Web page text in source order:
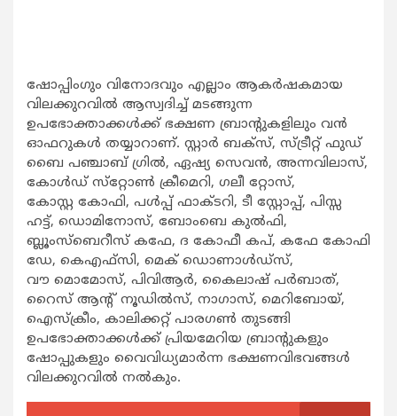
ഷോപ്പിംഗും വിനോദവും എല്ലാം ആകര്‍ഷകമായ
വിലക്കുറവില്‍ ആസ്വദിച്ച് മടങ്ങുന്ന
ഉപഭോക്താക്കള്‍ക്ക് ഭക്ഷണ ബ്രാന്റുകളിലും വന്‍
ഓഫറുകള്‍ തയ്യാറാണ്. സ്റ്റാര്‍ ബക്‌സ്, സ്ട്രീറ്റ് ഫുഡ്
ബൈ പഞ്ചാബ് ഗ്രില്‍, ഏഷ്യ സെവന്‍, അന്നവിലാസ്,
കോള്‍ഡ് സ്‌റ്റോണ്‍ ക്രീമെറി, ഗലീ റ്റോസ്,
കോസ്റ്റ കോഫി, പള്‍പ്പ് ഫാക്ടറി, ടീ സ്റ്റോപ്പ്, പിസ്സ
ഹട്ട്, ഡൊമിനോസ്, ബോംബെ കുല്‍ഫി,
ബ്ലൂംസ്‌ബെറീസ് കഫേ, ദ കോഫീ കപ്, കഫേ കോഫി
ഡേ, കെഎഫ്‌സി, മെക് ഡൊണാള്‍ഡ്‌സ്,
വൗ മൊമോസ്, പിവിആര്‍, കൈലാഷ് പര്‍ബാത്,
റൈസ് ആന്റ് നൂഡില്‍സ്, നാഗാസ്, മെറിബോയ്,
ഐസ്‌ക്രീം, കാലിക്കറ്റ് പാരഗണ്‍ തുടങ്ങി
ഉപഭോക്താക്കള്‍ക്ക് പ്രിയമേറിയ ബ്രാന്റുകളും
ഷോപ്പുകളും വൈവിധ്യമാര്‍ന്ന ഭക്ഷണവിഭവങ്ങള്‍
വിലക്കുറവില്‍ നല്‍കും.